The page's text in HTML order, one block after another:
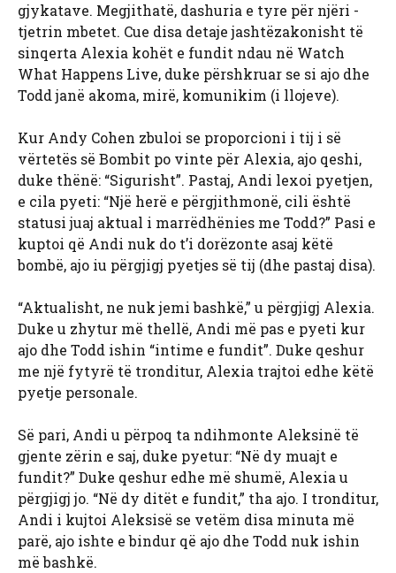
gjykatave. Megjithatë, dashuria e tyre për njëri -
tjetrin mbetet. Cue disa detaje jashtëzakonisht të
sinqerta Alexia kohët e fundit ndau në Watch
What Happens Live, duke përshkruar se si ajo dhe
Todd janë akoma, mirë, komunikim (i llojeve).
Kur Andy Cohen zbuloi se proporcioni i tij i së
vërtetës së Bombit po vinte për Alexia, ajo qeshi,
duke thënë: “Sigurisht”. Pastaj, Andi lexoi pyetjen,
e cila pyeti: “Një herë e përgjithmonë, cili është
statusi juaj aktual i marrëdhënies me Todd?” Pasi e
kuptoi që Andi nuk do t’i dorëzonte asaj këtë
bombë, ajo iu përgjigj pyetjes së tij (dhe pastaj disa).
“Aktualisht, ne nuk jemi bashkë,” u përgjigj Alexia.
Duke u zhytur më thellë, Andi më pas e pyeti kur
ajo dhe Todd ishin “intime e fundit”. Duke qeshur
me një fytyrë të tronditur, Alexia trajtoi edhe këtë
pyetje personale.
Së pari, Andi u përpoq ta ndihmonte Aleksinë të
gjente zërin e saj, duke pyetur: “Në dy muajt e
fundit?” Duke qeshur edhe më shumë, Alexia u
përgjigj jo. “Në dy ditët e fundit,” tha ajo. I tronditur,
Andi i kujtoi Aleksisë se vetëm disa minuta më
parë, ajo ishte e bindur që ajo dhe Todd nuk ishin
më bashkë.